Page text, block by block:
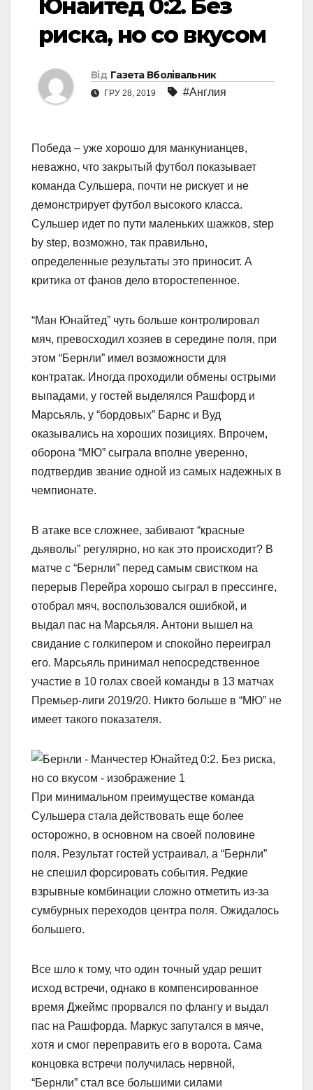
Юнайтед 0:2. Без
риска, но со вкусом
Від Газета Вболівальник
ГРУ 28, 2019 #Англия
Победа – уже хорошо для манкунианцев,
неважно, что закрытый футбол показывает
команда Сульшера, почти не рискует и не
демонстрирует футбол высокого класса.
Сульшер идет по пути маленьких шажков, step
by step, возможно, так правильно,
определенные результаты это приносит. А
критика от фанов дело второстепенное.
“Ман Юнайтед” чуть больше контролировал
мяч, превосходил хозяев в середине поля, при
этом “Бернли” имел возможности для
контратак. Иногда проходили обмены острыми
выпадами, у гостей выделялся Рашфорд и
Марсьяль, у “бордовых” Барнс и Вуд
оказывались на хороших позициях. Впрочем,
оборона “МЮ” сыграла вполне уверенно,
подтвердив звание одной из самых надежных в
чемпионате.
В атаке все сложнее, забивают “красные
дьяволы” регулярно, но как это происходит? В
матче с “Бернли” перед самым свистком на
перерыв Перейра хорошо сыграл в прессинге,
отобрал мяч, воспользовался ошибкой, и
выдал пас на Марсьяля. Антони вышел на
свидание с голкипером и спокойно переиграл
его. Марсьяль принимал непосредственное
участие в 10 голах своей команды в 13 матчах
Премьер-лиги 2019/20. Никто больше в “МЮ” не
имеет такого показателя.
При минимальном преимуществе команда
Сульшера стала действовать еще более
осторожно, в основном на своей половине
поля. Результат гостей устраивал, а “Бернли”
не спешил форсировать события. Редкие
взрывные комбинации сложно отметить из-за
сумбурных переходов центра поля. Ожидалось
большего.
Все шло к тому, что один точный удар решит
исход встречи, однако в компенсированное
время Джеймс прорвался по флангу и выдал
пас на Рашфорда. Маркус запутался в мяче,
хотя и смог переправить его в ворота. Сама
концовка встречи получилась нервной,
“Бернли” стал все большими силами